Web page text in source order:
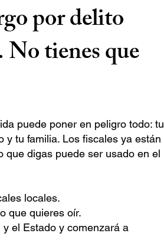
por delito
tienes que
puede poner en peligro todo: tu
y tu familia. Los fiscales ya están
que digas puede ser usado en el
locales.
que quieres oír.
el Estado y comenzará a